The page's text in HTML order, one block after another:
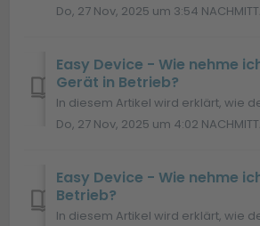
Do, 27 Nov, 2025 um 3:54
Easy Device - Wie nehme
Gerät in Betrieb?
Do, 27 Nov, 2025 um 4:02
Easy Device - Wie nehme
Betrieb?